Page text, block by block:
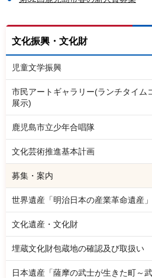
文化振興・文化財
児童文学振興
市民アートギャラリー(ランチタイム
展示)
鹿児島市立少年合唱隊
文化芸術推進基本計画
募集・案内
世界遺産「明治日本の産業革命遺産」
文化遺産・文化財
埋蔵文化財包蔵地の確認及び取扱い
日本遺産「薩摩の武士が生きた町～